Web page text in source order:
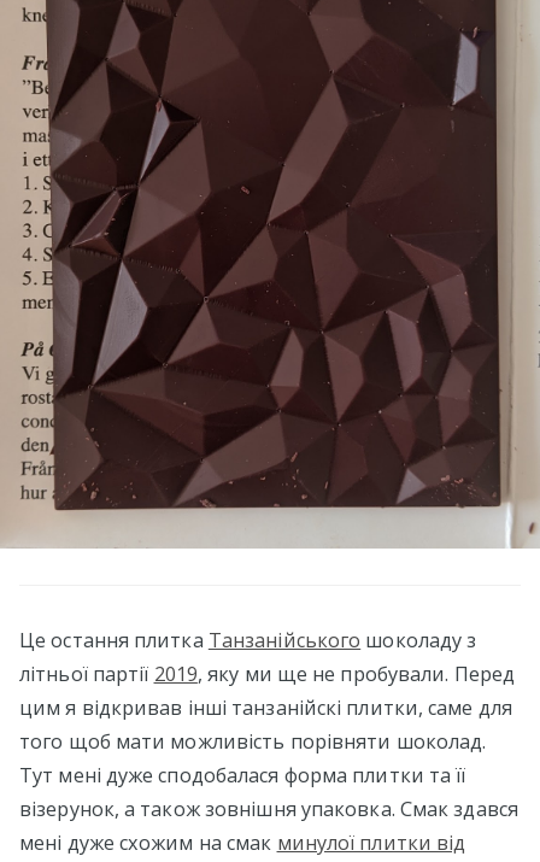
Це остання плитка Танзанійського шоколаду з
літньої партії 2019, яку ми ще не пробували. Перед
цим я відкривав інші танзанійскі плитки, саме для
того щоб мати можливість порівняти шоколад.
Тут мені дуже сподобалася форма плитки та її
візерунок, а також зовнішня упаковка. Смак здався
мені дуже схожим на смак минулої плитки від